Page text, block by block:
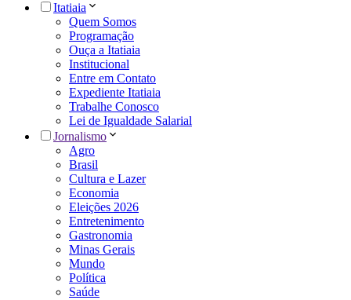
Itatiaia
Quem Somos
Programação
Ouça a Itatiaia
Institucional
Entre em Contato
Expediente Itatiaia
Trabalhe Conosco
Lei de Igualdade Salarial
Jornalismo
Agro
Brasil
Cultura e Lazer
Economia
Eleições 2026
Entretenimento
Gastronomia
Minas Gerais
Mundo
Política
Saúde